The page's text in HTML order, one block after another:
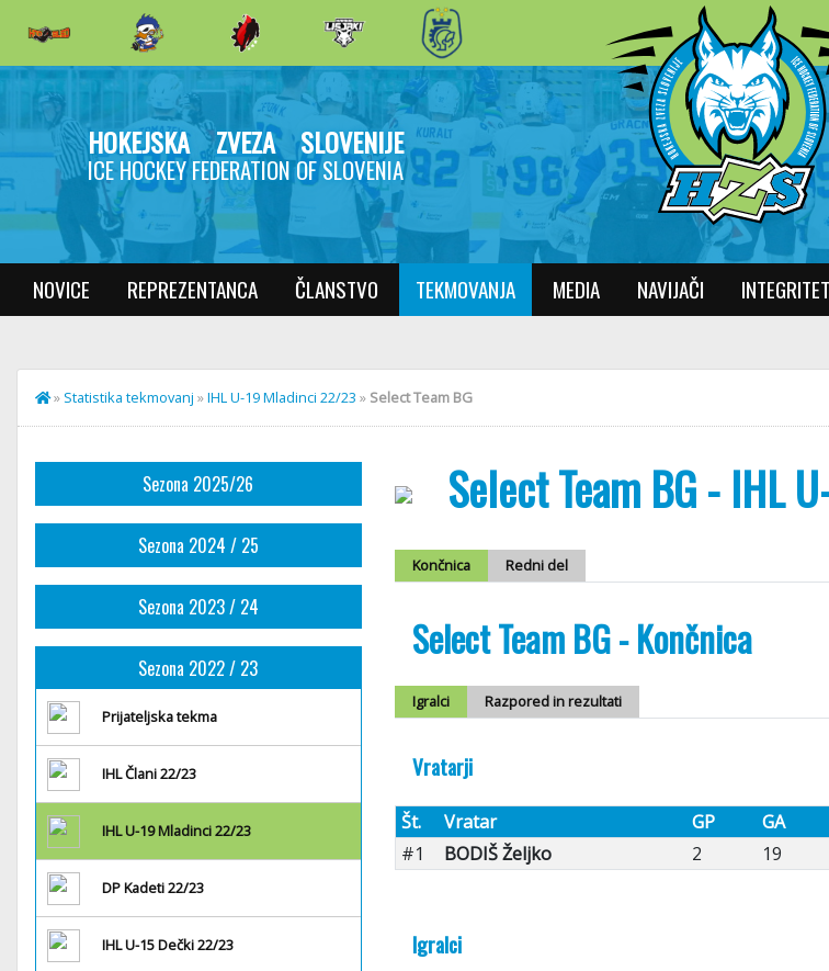
HOKEJSKA ZVEZA SLOVENIJE
ICE HOCKEY FEDERATION OF SLOVENIA
NOVICE REPREZENTANCA ČLANSTVO TEKMOVANJA MEDIA NAVIJAČI
» Statistika tekmovanj »IHL U-19 Mladinci 22/23 » Select Team BG
Sezona 2025/26
Sezona 2024 / 25
Sezona 2023 / 24
Sezona 2022 / 23
Prijateljska tekma
IHL Člani 22/23
IHL U-19 Mladinci 22/23
DP Kadeti 22/23
IHL U-15 Dečki 22/23
Select Team BG - IHL
Končnica Redni del
Select Team BG - Končnica
Igralci Razpored in rezultati
Vratarji
Št. Vratar GP GA
#1
BODIŠ Željko 2 19
Igralci